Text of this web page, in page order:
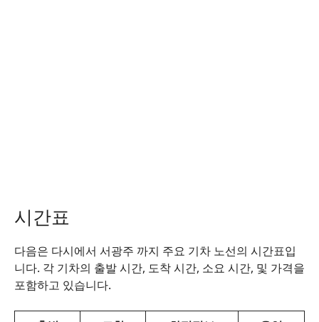
시간표
다음은 다시에서 서광주 까지 주요 기차 노선의 시간표입
니다. 각 기차의 출발 시간, 도착 시간, 소요 시간, 및 가격을
포함하고 있습니다.